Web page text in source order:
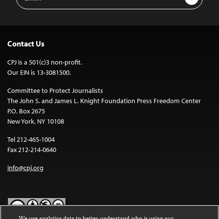
Contact Us
CPJ is a 501(c)3 non-profit.
Our EIN is 13-3081500.
Committee to Protect Journalists
The John S. and James L. Knight Foundation Press Freedom Center
P.O. Box 2675
New York, NY 10108
Tel 212-465-1004
Fax 212-214-0640
info@cpj.org